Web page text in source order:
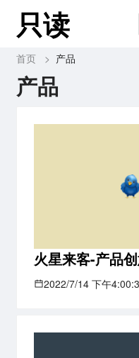
只读
首页 > 产品
产品
火星来客-产品
2022/7/14 下午